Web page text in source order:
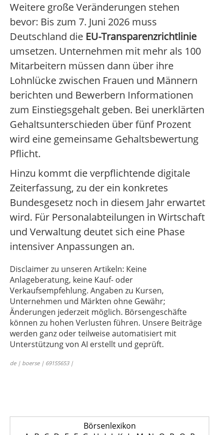
Weitere große Veränderungen stehen
bevor: Bis zum 7. Juni 2026 muss
Deutschland die EU-Transparenzrichtlinie
umsetzen. Unternehmen mit mehr als 100
Mitarbeitern müssen dann über ihre
Lohnlücke zwischen Frauen und Männern
berichten und Bewerbern Informationen
zum Einstiegsgehalt geben. Bei unerklärten
Gehaltsunterschieden über fünf Prozent
wird eine gemeinsame Gehaltsbewertung
Pflicht.
Hinzu kommt die verpflichtende digitale
Zeiterfassung, zu der ein konkretes
Bundesgesetz noch in diesem Jahr erwartet
wird. Für Personalabteilungen in Wirtschaft
und Verwaltung deutet sich eine Phase
intensiver Anpassungen an.
Disclaimer zu unseren Artikeln: Keine
Anlageberatung, keine Kauf- oder
Verkaufsempfehlung. Angaben zu Kursen,
Unternehmen und Märkten ohne Gewähr;
Änderungen jederzeit möglich. Börsengeschäfte
können zu hohen Verlusten führen. Unsere Beiträge
werden ganz oder teilweise automatisiert mit
Unterstützung von AI erstellt und geprüft.
de | boerse | 69155653 |
Börsenlexikon